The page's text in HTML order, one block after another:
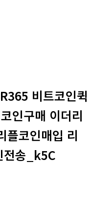
비트코인퀵
인구매 이더리
플코인매입 리
전송_k5C